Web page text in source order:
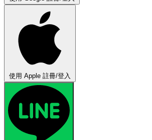
使用 Apple 註冊/登入